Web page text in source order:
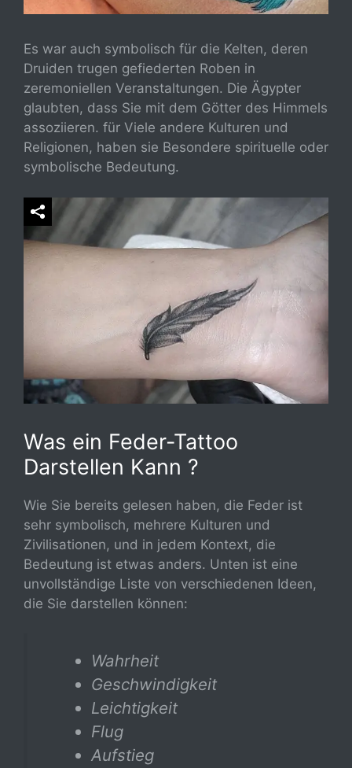
Es war auch symbolisch für die Kelten, deren
Druiden trugen gefiederten Roben in
zeremoniellen Veranstaltungen. Die Ägypter
glaubten, dass Sie mit dem Götter des Himmels
assoziieren. für Viele andere Kulturen und
Religionen, haben sie Besondere spirituelle oder
symbolische Bedeutung.
Was ein Feder-Tattoo
Darstellen Kann ?
Wie Sie bereits gelesen haben, die Feder ist
sehr symbolisch, mehrere Kulturen und
Zivilisationen, und in jedem Kontext, die
Bedeutung ist etwas anders. Unten ist eine
unvollständige Liste von verschiedenen Ideen,
die Sie darstellen können:
Wahrheit
Geschwindigkeit
Leichtigkeit
Flug
Aufstieg